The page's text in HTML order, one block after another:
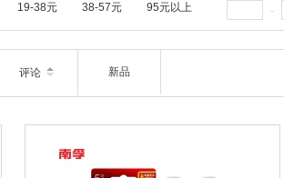
19-38元 38-57元 95元以上 -
评论 新品